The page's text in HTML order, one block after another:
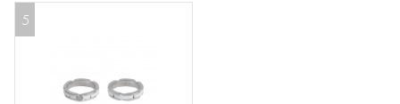
5